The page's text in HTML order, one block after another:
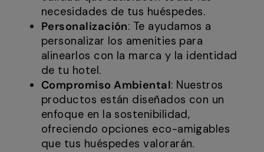
necesidades de tus huéspedes.
Personalización: Te ayudamos a
personalizar los amenities para
alinearlos con la marca y la identidad
de tu hotel.
Compromiso Ambiental: Nuestros
productos están diseñados con un
enfoque en la sostenibilidad,
ofreciendo opciones eco-amigables
que tus huéspedes valorarán.